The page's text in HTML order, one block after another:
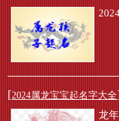
[2024属龙宝宝起名字大全
龙